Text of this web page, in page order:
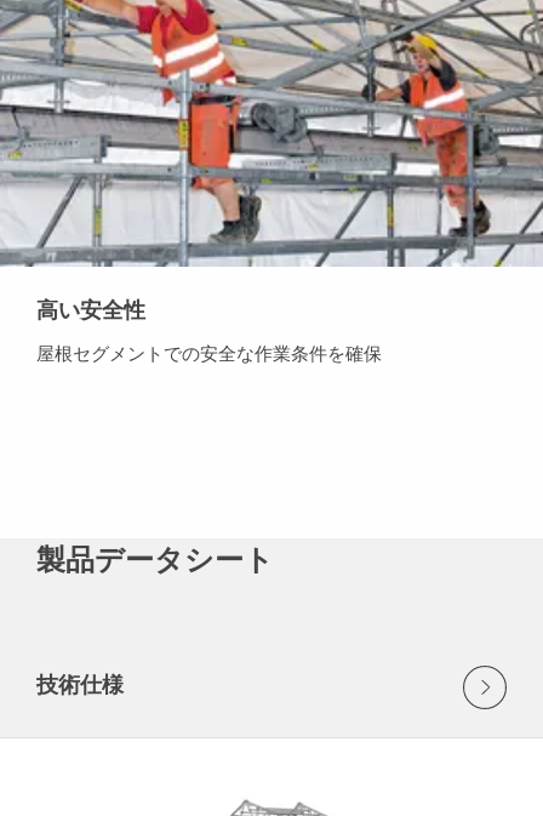
高い安全性
屋根セグメントでの安全な作業条件を確保
製品データシート
技術仕様